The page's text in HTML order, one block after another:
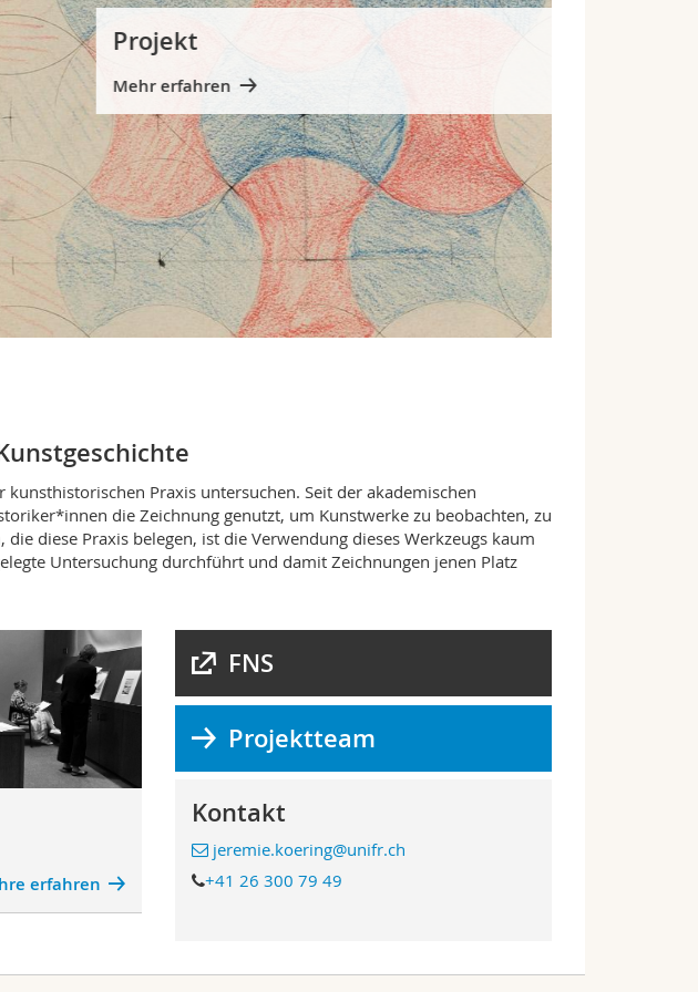
Projekt
Mehr erfahren
Praxis untersuchen. Seit der akademischen
die Zeichnung genutzt, um Kunstwerke zu beobachten, zu
diese Praxis belegen, ist die Verwendung dieses Werkzeugs kaum
Untersuchung durchführt und damit Zeichnungen jenen Platz
erfahren
FNS
Projektteam
Kontakt
jeremie.koering@unifr.ch
+41 26 300 79 49